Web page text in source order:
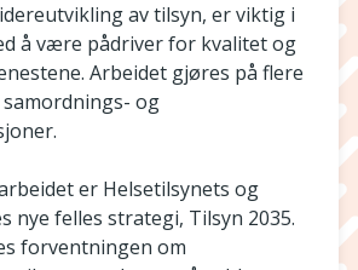
av tilsyn, er viktig i
å være pådriver for kvalitet og
Arbeidet gjøres på flere
og
er Helsetilsynets og
nye felles strategi, Tilsyn 2035.
forventningen om